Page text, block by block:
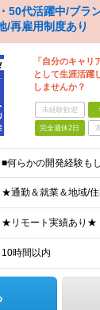
50代活躍中/ブラ
/再雇用制度あり
「自分のキャ
として生涯活躍
しませんか？
未経験歓迎
完全週休2日
10時間以内